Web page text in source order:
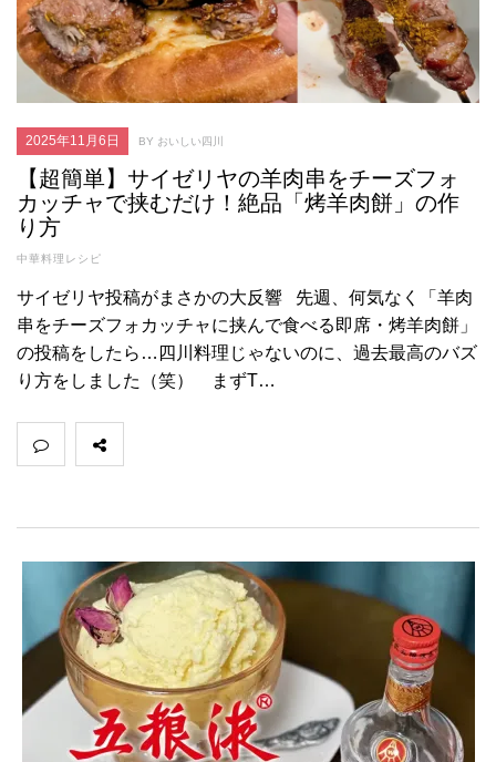
2025年11月6日 BY おいしい四川
【超簡単】サイゼリヤの羊肉串をチーズフォ
カッチャで挟むだけ！絶品「烤羊肉餅」の作
り方
中華料理レシピ
サイゼリヤ投稿がまさかの大反響 先週、何気なく「羊肉
串をチーズフォカッチャに挟んで食べる即席・烤羊肉餅」
の投稿をしたら…四川料理じゃないのに、過去最高のバズ
り方をしました（笑）⠀ まずT…